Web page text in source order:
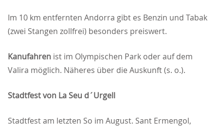
Im 10 km entfernten Andorra gibt es Benzin und Tabak
(zwei Stangen zollfrei) besonders preiswert.
Kanufahren ist im Olympischen Park oder auf dem
Valira möglich. Näheres über die Auskunft (s. o.).
Stadtfest von La Seu d´Urgell
Stadtfest am letzten So im August. Sant Ermengol,